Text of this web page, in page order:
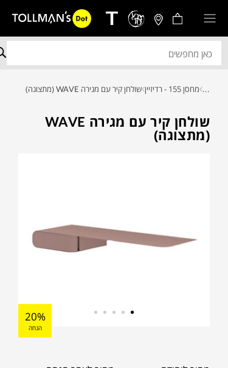
... מחסן 155 - רדיזיין שולחן קיר עם מגירה WAVE (מתצוגה)
שולחן קיר עם מגירה WAVE
(מתצוגה)
20%
הנחה